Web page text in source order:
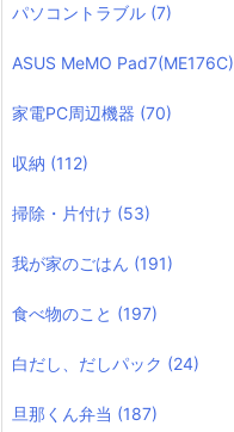
パソコントラブル (7)
ASUS MeMO Pad7(ME176C)
家電PC周辺機器 (70)
収納 (112)
掃除・片付け (53)
我が家のごはん (191)
食べ物のこと (197)
白だし、だしパック (24)
旦那くん弁当 (187)